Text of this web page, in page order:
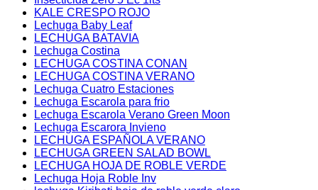
KALE CRESPO ROJO
Lechuga Baby Leaf
LECHUGA BATAVIA
Lechuga Costina
LECHUGA COSTINA CONAN
LECHUGA COSTINA VERANO
Lechuga Cuatro Estaciones
Lechuga Escarola para frio
Lechuga Escarola Verano Green Moon
Lechuga Escarora Invieno
LECHUGA ESPAÑOLA VERANO
LECHUGA GREEN SALAD BOWL
LECHUGA HOJA DE ROBLE VERDE
Lechuga Hoja Roble Inv